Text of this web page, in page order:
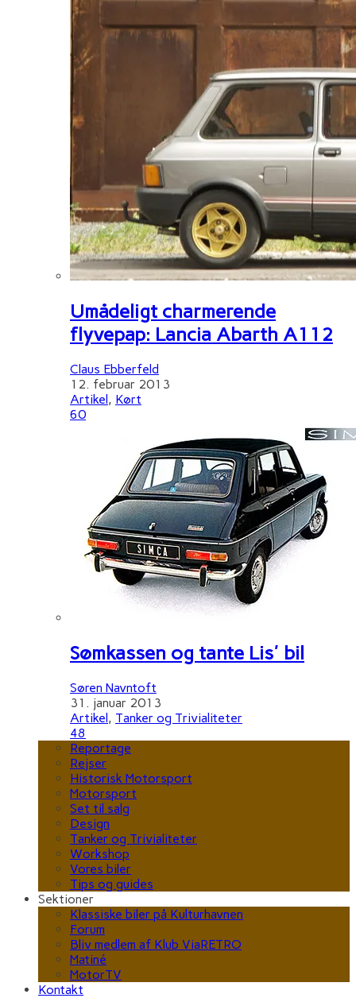
Umådeligt charmerende
flyvepap: Lancia Abarth A112
Claus Ebberfeld
12. februar 2013
Artikel, Kørt
60
Sømkassen og tante Lis' bil
Søren Navntoft
31. januar 2013
Artikel, Tanker og Trivialiteter
48
Reportage
Rejser
Historisk Motorsport
Motorsport
Set til salg
Design
Tanker og Trivialiteter
Workshop
Vores biler
Tips og guides
Sektioner
Klassiske biler på Kulturhavnen
Forum
Bliv medlem af Klub ViaRETRO
Matiné
MotorTV
Kontakt